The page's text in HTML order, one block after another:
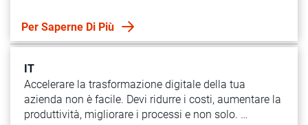
Per Saperne Di Più
IT
Accelerare la trasformazione digitale della tua
azienda non è facile. Devi ridurre i costi, aumentare la
produttività, migliorare i processi e non solo.